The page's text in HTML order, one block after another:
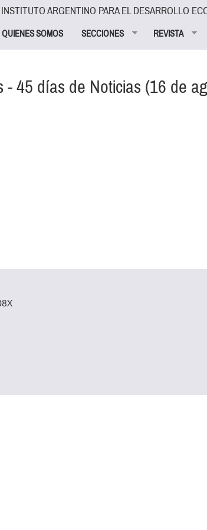
INSTITUTO ARGENTINO PARA EL DESARROLLO
QUIENES SOMOS SECCIONES REVISTA
- 45 días de Noticias (16 de